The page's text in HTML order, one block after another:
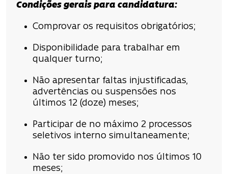
Condições gerais para candidatura:
Comprovar os requisitos obrigatórios;
Disponibilidade para trabalhar em
qualquer turno;
Não apresentar faltas injustificadas,
advertências ou suspensões nos
últimos 12 (doze) meses;
Participar de no máximo 2 processos
seletivos interno simultaneamente;
Não ter sido promovido nos últimos 10
meses;